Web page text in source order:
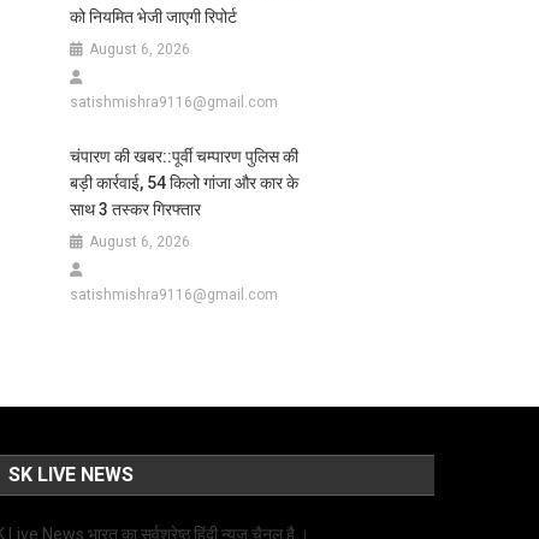
को नियमित भेजी जाएगी रिपोर्ट
August 6, 2026
satishmishra9116@gmail.com
चंपारण की खबर::पूर्वी चम्पारण पुलिस की
बड़ी कार्रवाई, 54 किलो गांजा और कार के
साथ 3 तस्कर गिरफ्तार
August 6, 2026
satishmishra9116@gmail.com
SK LIVE NEWS
Live News भारत का सर्वश्रेष्ठ हिंदी न्‍यूज चैनल है ।